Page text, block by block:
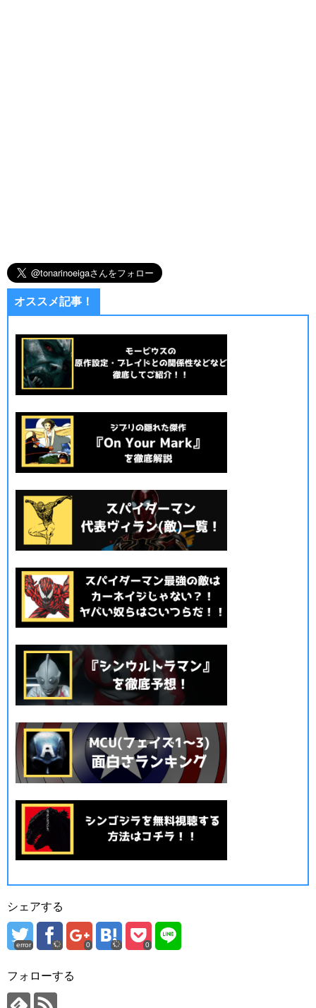
オススメ記事！
シェアする
error 0 0
フォローする